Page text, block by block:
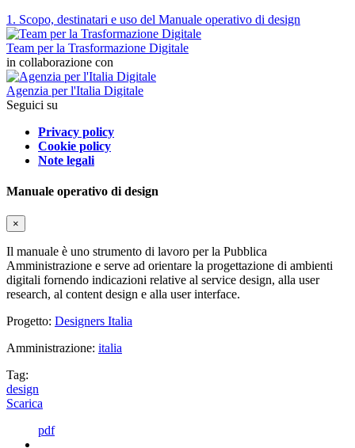
1. Scopo, destinatari e uso del Manuale operativo di design
Team per la Trasformazione Digitale
in collaborazione con
Agenzia per l'Italia Digitale
Seguici su
Privacy policy
Cookie policy
Note legali
Manuale operativo di design
×
Il manuale è uno strumento di lavoro per la Pubblica
Amministrazione e serve ad orientare la progettazione di ambienti
digitali fornendo indicazioni relative al service design, alla user
research, al content design e alla user interface.
Progetto: Designers Italia
Amministrazione: italia
Tag:
design
Scarica
pdf